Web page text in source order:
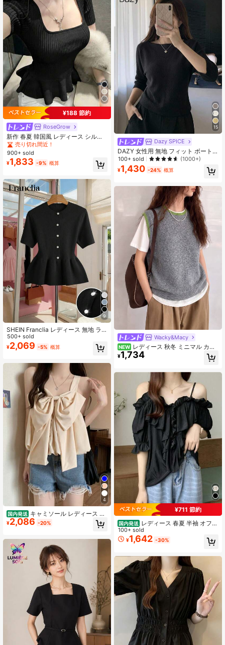
リブニット半袖インナー 上品なセミ
ハイネックレースデザイン半袖ニッ
ト 春夏薄手シルエット強調ニットT
シャツ
¥188 節約
RoseGrow
新作 春夏 韓国風 レディース シルク
シフォン フリルトリム フィット ニ
ットトップス ブラック 秋
売り切れ間近！
900+ sold
¥1,833 -9% 概算
9
SHEIN Franclia レディース 無地 ラ
ウンドネック 半袖 シングルブレスト
カジュアル ニットトップ
500+ sold
¥2,069 -5% 概算
4
国内発送 キャミソール レディース ビ
ッグリボン 立体リボン ノースリーブ
トップス サテン風 とろみ 大人可愛
型カバー 着痩せ 華奢見え きれいめ
ガーリー デート リゾート 旅行 お呼
ばれ パーティー 夏服 無地 骨格ウェ
ーブ 涼しい 清楚 上品 二次会 女子会
ブラウス風 スリーブレス ゆる 抜け
感 シンプル 甘め 高見え カジュアル
10代 20代 30代 40代 お出かけ 重ね
着 ビスチェ風 夏 普段使い 休日コー
デ 涼感 汗対策 爽やか 個性的 胸元カ
バー 脇高 楽ちん 洗える シワになり
にくい ワンマイルウェア
¥2,086 -20%
15
Dazy SPICE
DAZY 女性用 無地 フィット ボート
ネック 半袖 カジュアル エレガント
ニットトップ、秋冬
100+ sold (1000+)
¥1,430 -24% 概算
Wacky&Macy
NEW レディース 秋冬 ミニマル カジ
ュアル ヴィンテージ 配色トリムデザ
イン ラウンドネック プルオーバー
¥1,734
¥711 節約
国内発送 レディース 春夏 半袖 オフシ
ョルブラウス キャミソール付き 肩出
し フリル ボリュームスリーブ 体型
カバー 二の腕隠し 着痩せ 細見え 韓
ー シック お出かけ デート 女子会 ブ
ラック
100+ sold
¥1,642 -30%